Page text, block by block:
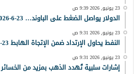
23 يونيو, 2026 9:39 ص
الدولار يواصل الضغط على الباوند… 23-6-2026
23 يونيو, 2026 9:31 ص
النفط يحاول الإرتداد ضمن الإتجاة الهابط 23-6-2026
23 يونيو, 2026 9:31 ص
إشارات سلبية تُهدد الذهب بمزيد من الخسائر 23-6-2026